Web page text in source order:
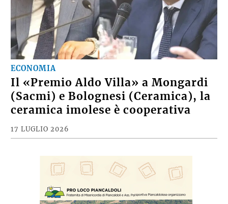
ECONOMIA
Il «Premio Aldo Villa» a Mongardi
(Sacmi) e Bolognesi (Ceramica), la
ceramica imolese è cooperativa
17 LUGLIO 2026